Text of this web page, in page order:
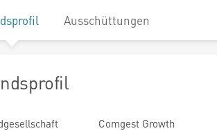
Ausschüttungen
Comgest Growth